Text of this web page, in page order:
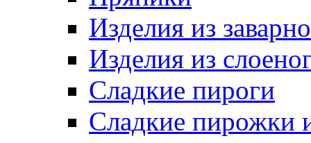
Изделия из
Изделия из
Сладкие пироги
Сладкие пирожки